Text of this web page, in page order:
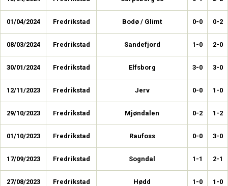
01/04/2024 Fredrikstad Bodø / Glimt 0-0 0-2
08/03/2024 Fredrikstad Sandefjord 1-0 2-0
30/01/2024 Fredrikstad Elfsborg 3-0 3-0
12/11/2023 Fredrikstad Jerv 0-0 1-0
29/10/2023 Fredrikstad Mjøndalen 0-2 1-2
01/10/2023 Fredrikstad Raufoss 0-0 3-0
17/09/2023 Fredrikstad Sogndal 1-1 2-1
27/08/2023 Fredrikstad Hødd 1-0 1-0